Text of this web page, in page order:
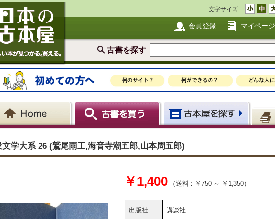
文字サイズ
会員登録 マイページ
古書を探す
文学大系 26 (鷲尾雨工,海音寺潮五郎,山本周五郎)
￥1,400 （送料：￥750 ～ ￥1,350）
出版社 講談社